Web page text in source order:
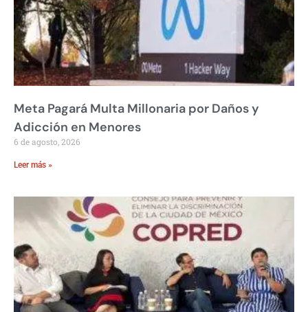
Meta Pagará Multa Millonaria por Daños y
Adicción en Menores
6 de agosto, 2026
Leer más »